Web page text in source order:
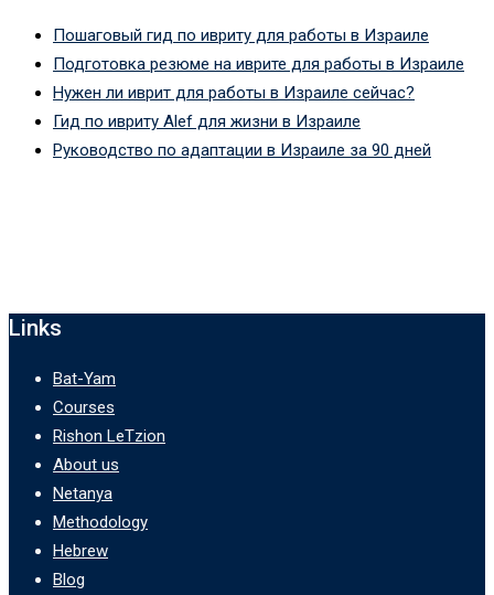
Пошаговый гид по ивриту для работы в Израиле
Подготовка резюме на иврите для работы в Израиле
Нужен ли иврит для работы в Израиле сейчас?
Гид по ивриту Alef для жизни в Израиле
Руководство по адаптации в Израиле за 90 дней
Links
Bat-Yam
Courses
Rishon LeTzion
About us
Netanya
Methodology
Hebrew
Blog